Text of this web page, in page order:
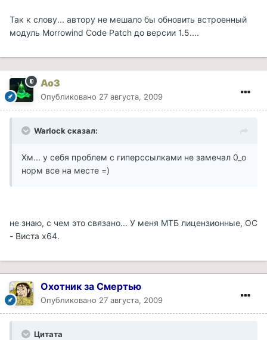
Так к слову... автору не мешало бы обновить встроенный
модуль Morrowind Code Patch до версии 1.5....
Ao3
Опубликовано 27 августа, 2009
Warlock сказал:
Хм... у себя проблем с гиперссылками не замечал 0_о
норм все на месте =)
не знаю, с чем это связано... У меня МТБ лицензионные, ОС
- Виста х64.
Охотник за Смертью
Опубликовано 27 августа, 2009
Цитата